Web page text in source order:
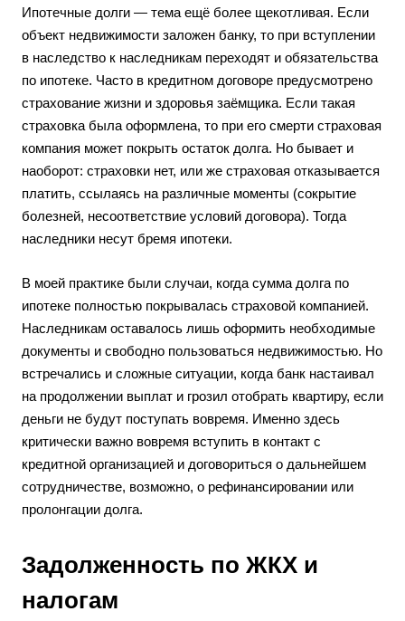
Ипотечные долги — тема ещё более щекотливая. Если
объект недвижимости заложен банку, то при вступлении
в наследство к наследникам переходят и обязательства
по ипотеке. Часто в кредитном договоре предусмотрено
страхование жизни и здоровья заёмщика. Если такая
страховка была оформлена, то при его смерти страховая
компания может покрыть остаток долга. Но бывает и
наоборот: страховки нет, или же страховая отказывается
платить, ссылаясь на различные моменты (сокрытие
болезней, несоответствие условий договора). Тогда
наследники несут бремя ипотеки.
В моей практике были случаи, когда сумма долга по
ипотеке полностью покрывалась страховой компанией.
Наследникам оставалось лишь оформить необходимые
документы и свободно пользоваться недвижимостью. Но
встречались и сложные ситуации, когда банк настаивал
на продолжении выплат и грозил отобрать квартиру, если
деньги не будут поступать вовремя. Именно здесь
критически важно вовремя вступить в контакт с
кредитной организацией и договориться о дальнейшем
сотрудничестве, возможно, о рефинансировании или
пролонгации долга.
Задолженность по ЖКХ и
налогам